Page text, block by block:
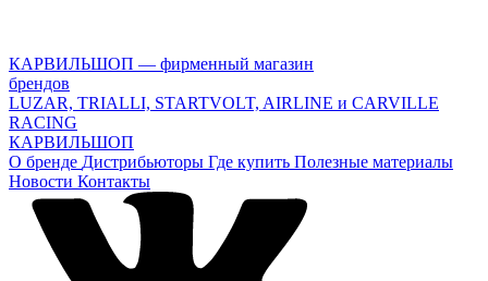
КАРВИЛЬШОП — фирменный магазин
брендов
LUZAR, TRIALLI, STARTVOLT, AIRLINE и CARVILLE
RACING
КАРВИЛЬШОП
О бренде Дистрибьюторы Где купить Полезные материалы
Новости Контакты